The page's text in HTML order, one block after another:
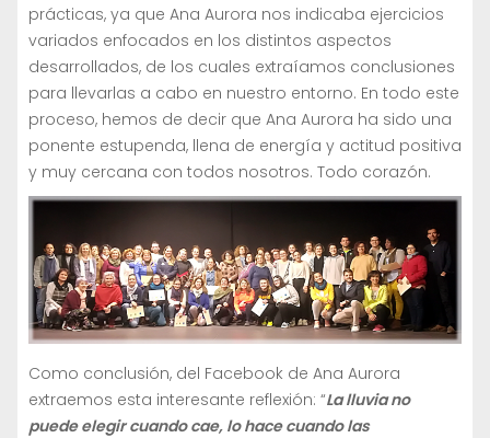
prácticas, ya que Ana Aurora nos indicaba ejercicios
variados enfocados en los distintos aspectos
desarrollados, de los cuales extraíamos conclusiones
para llevarlas a cabo en nuestro entorno. En todo este
proceso, hemos de decir que Ana Aurora ha sido una
ponente estupenda, llena de energía y actitud positiva
y muy cercana con todos nosotros. Todo corazón.
Como conclusión, del Facebook de Ana Aurora
extraemos esta interesante reflexión: “La lluvia no
puede elegir cuando cae, lo hace cuando las